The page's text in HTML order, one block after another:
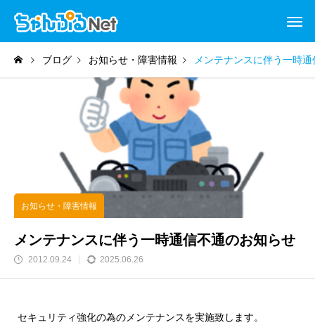
ブログ お知らせ・障害情報 メンテナンスに伴う一時
お知らせ・障害情報
メンテナンスに伴う一時通信不通のお知らせ
2012.09.24 2025.06.26
セキュリティ強化の為のメンテナンスを実施致します。